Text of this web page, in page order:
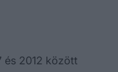
és 2012 között